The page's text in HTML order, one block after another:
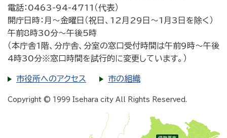
電話：0463-94-4711（代表）
開庁日時：月～金曜日（祝日、12月29日～1月3日を除く）
午前8時30分～午後5時
（本庁舎1階、分庁舎、分室の窓口受付時間は午前9時～午後
4時30分※窓口時間を試行的に変更しています。）
市役所へのアクセス 市の組織
Copyright © 1999 Isehara city All Rights Reserved.